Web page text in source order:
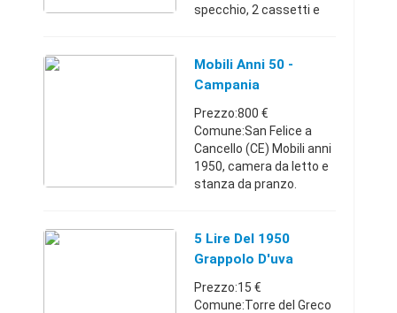
specchio, 2 cassetti e
Portobello Road in Via
Eleonora Duse, 50 Napoli
Mobili Anni 50 -
Campania
Prezzo:800 €
Comune:San Felice a
Cancello (CE) Mobili anni
1950, camera da letto e
stanza da pranzo.
5 Lire Del 1950
Grappolo D'uva
Prezzo:15 €
Comune:Torre del Greco